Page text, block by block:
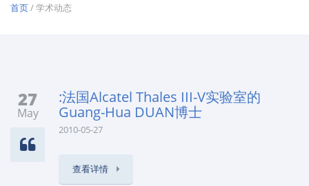
首页/ 学术动态
27
May
:法国Alcatel Thales III-V实验室的
Guang-Hua DUAN博士
2010-05-27
查看详情